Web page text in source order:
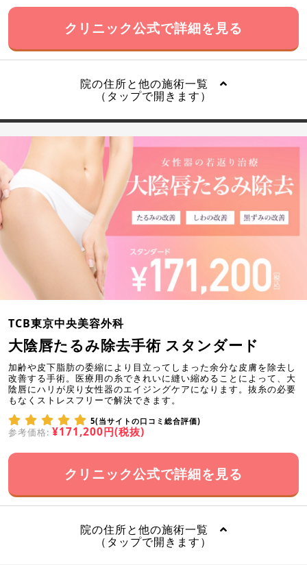
クリニック公式で詳細を見る
院の住所と他の施術一覧
（タップで開きます）
TCB東京中央美容外科
大陰唇たるみ除去手術 スタンダード
加齢や皮下脂肪の委縮により目立ってしまった余分な皮膚を除去し
改善する手術。医療用の糸できれいに縫い縮めることによって、大
陰唇にハリが戻り女性器のエイジングケアになります。抜糸の必要
もなくストレスフリーで解決できます。
5(当サイトの口コミ総合評価)
参考価格: ¥171,200円(税抜)
クリニック公式で詳細を見る
院の住所と他の施術一覧
（タップで開きます）